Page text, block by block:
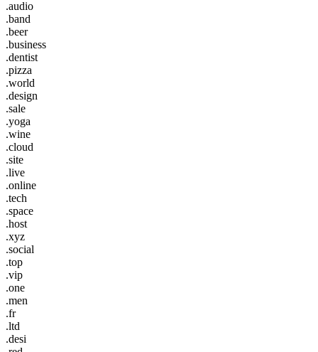
.audio
.band
.beer
.business
.dentist
.pizza
.world
.design
.sale
.yoga
.wine
.cloud
.site
.live
.online
.tech
.space
.host
.xyz
.social
.top
.vip
.one
.men
.fr
.ltd
.desi